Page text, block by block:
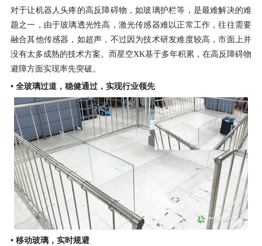
对于让机器人头疼的高反障碍物，如玻璃护栏等，是最难解决的难
题之一，由于玻璃透光性高，激光传感器难以正常工作，往往需要
融合其他传感器，如超声，不过因为技术研发难度较高，市面上并
没有太多成熟的技术方案。而星空XK基于多年积累，在高反障碍物
避障方面实现率先突破。
• 全玻璃过道，稳健通过，实现行业领先
• 移动玻璃，实时规避